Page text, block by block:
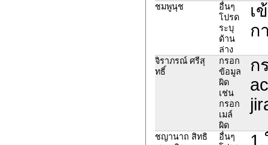
ชมพูนุช
อื่นๆ
โปรด
ระบุ
ด้าน
ล่าง
เ
ก
จิราภรณ์ ศรีสุ
ทธิ์
กรอก
ข้อมูล
ผิด
เช่น
กรอก
เมล์
ผิด
ก
ชญานาถ สิทธิ
อื่นๆ